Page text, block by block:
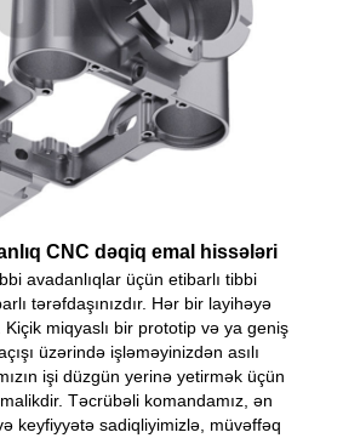
CNC dəqiq emal hissələri
avadanlıqlar üçün etibarlı tibbi
tərəfdaşınızdır. Hər bir layihəyə
miqyaslı bir prototip və ya geniş
üzərində işləməyinizdən asılı
işi düzgün yerinə yetirmək üçün
Təcrübəli komandamız, ən
keyfiyyətə sadiqliyimizlə, müvəffəq